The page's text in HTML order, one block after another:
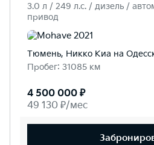
3.0 л / 249 л.c. / дизель /
привод
Тюмень, Никко Kиа на
Пробег: 31085 км
4 500 000 ₽
49 130 ₽/мес